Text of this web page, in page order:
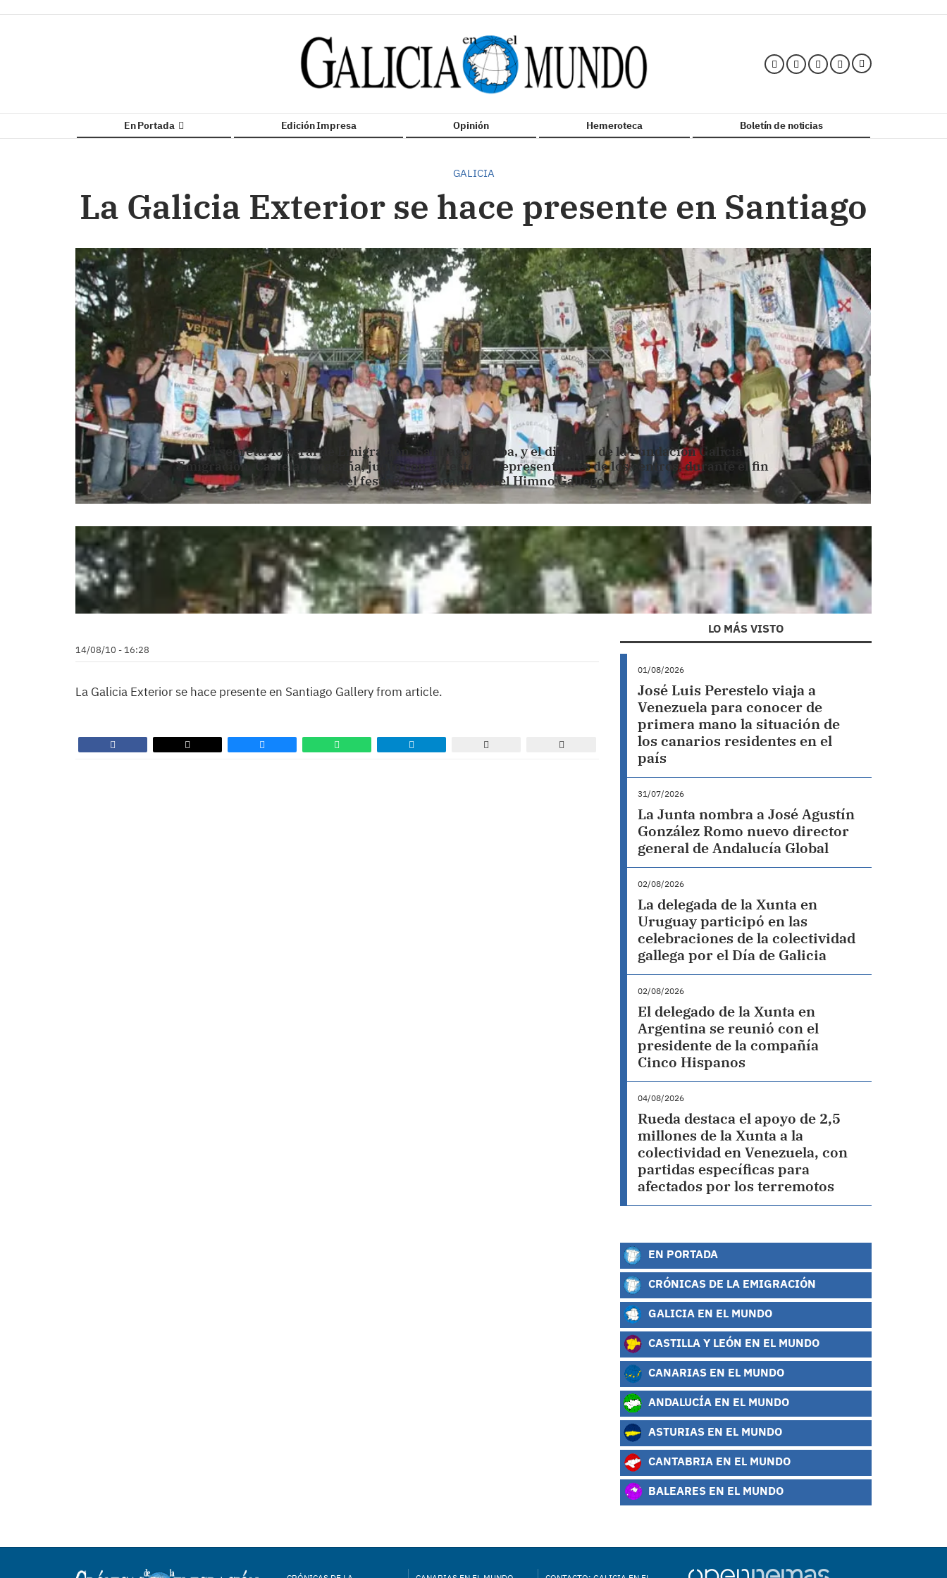
En Portada Edición Impresa Opinión Hemeroteca Boletín de noticias
GALICIA
La Galicia Exterior se hace presente en Santiago
El secretario xeral de Emigración, Santiago Camba, y el director de la Fundación Galicia
Emigración, Castelao Bragaña, junto con el resto de representantes de los centros, durante el fin
del festival que acabó con el Himno Gallego.
14/08/10 - 16:28
La Galicia Exterior se hace presente en Santiago Gallery from article.
LO MÁS VISTO
01/08/2026
José Luis Perestelo viaja a
Venezuela para conocer de
primera mano la situación de
los canarios residentes en el
país
31/07/2026
La Junta nombra a José Agustín
González Romo nuevo director
general de Andalucía Global
02/08/2026
La delegada de la Xunta en
Uruguay participó en las
celebraciones de la colectividad
gallega por el Día de Galicia
02/08/2026
El delegado de la Xunta en
Argentina se reunió con el
presidente de la compañía
Cinco Hispanos
04/08/2026
Rueda destaca el apoyo de 2,5
millones de la Xunta a la
colectividad en Venezuela, con
partidas específicas para
afectados por los terremotos
EN PORTADA
CRÓNICAS DE LA EMIGRACIÓN
GALICIA EN EL MUNDO
CASTILLA Y LEÓN EN EL MUNDO
CANARIAS EN EL MUNDO
ANDALUCÍA EN EL MUNDO
ASTURIAS EN EL MUNDO
CANTABRIA EN EL MUNDO
BALEARES EN EL MUNDO